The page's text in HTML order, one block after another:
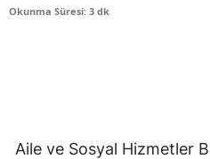
Okunma Süresi: 3 dk
Aile ve Sosyal Hizmetler